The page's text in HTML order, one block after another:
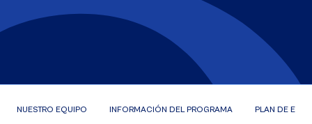
NUESTRO EQUIPO INFORMACIÓN DEL PROGRAMA PLAN DE